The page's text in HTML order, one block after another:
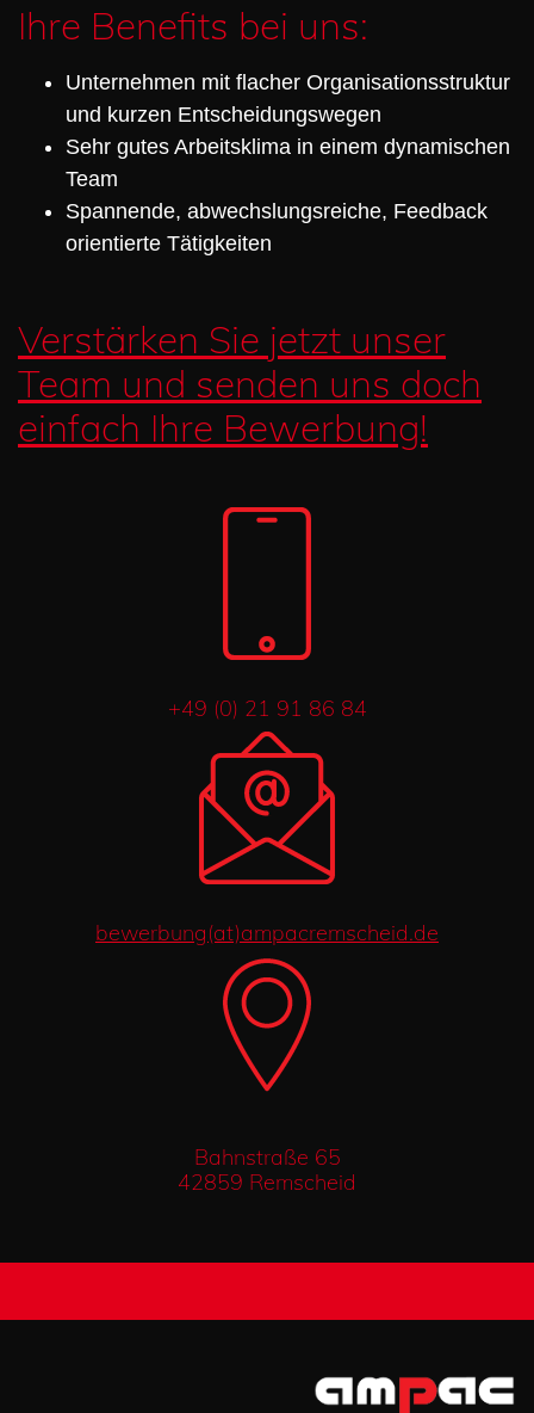
Ihre Benefits bei uns:
Unternehmen mit flacher Organisationsstruktur
und kurzen Entscheidungswegen
Sehr gutes Arbeitsklima in einem dynamischen
Team
Spannende, abwechslungsreiche, Feedback
orientierte Tätigkeiten
Verstärken Sie jetzt unser
Team und senden uns doch
einfach Ihre Bewerbung!
+49 (0) 21 91 86 84
bewerbung(at)ampacremscheid.de
Bahnstraße 65
42859 Remscheid